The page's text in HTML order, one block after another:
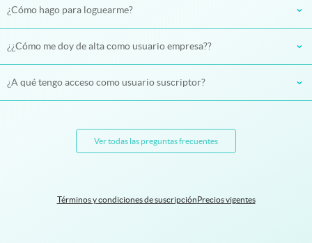
¿Cómo hago para loguearme?
¿¿Cómo me doy de alta como usuario empresa??
¿A qué tengo acceso como usuario suscriptor?
Ver todas las preguntas frecuentes
Términos y condiciones de suscripción Precios vigentes